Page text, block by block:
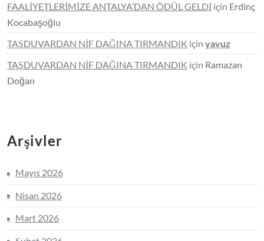
FAALİYETLERİMİZE ANTALYA’DAN ÖDÜL GELDİ için Erdinç
Kocabaşoğlu
TAŞDUVARDAN NİF DAĞINA TIRMANDIK için yavuz
TAŞDUVARDAN NİF DAĞINA TIRMANDIK için Ramazan
Doğan
Arşivler
Mayıs 2026
Nisan 2026
Mart 2026